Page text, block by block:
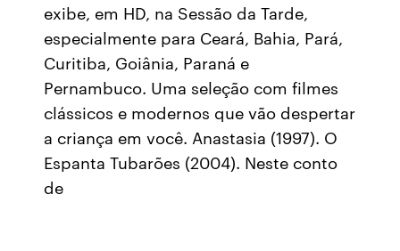
exibe, em HD, na Sessão da Tarde,
especialmente para Ceará, Bahia, Pará,
Curitiba, Goiânia, Paraná e
Pernambuco. Uma seleção com filmes
clássicos e modernos que vão despertar
a criança em você. Anastasia (1997). O
Espanta Tubarões (2004). Neste conto
de